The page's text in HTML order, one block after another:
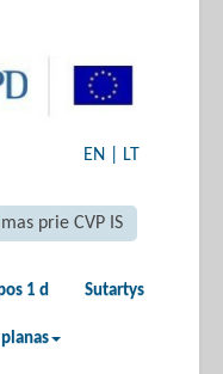
EN LT
prie CVP IS
1 d Sutartys